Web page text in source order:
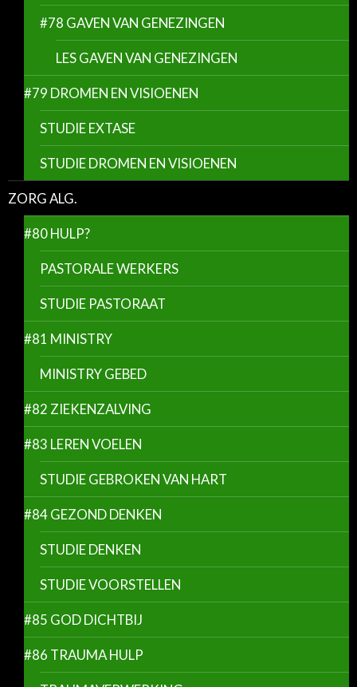
#78 GAVEN VAN GENEZINGEN
LES GAVEN VAN GENEZINGEN
#79 DROMEN EN VISIOENEN
STUDIE EXTASE
STUDIE DROMEN EN VISIOENEN
ZORG ALG.
#80 HULP?
PASTORALE WERKERS
STUDIE PASTORAAT
#81 MINISTRY
MINISTRY GEBED
#82 ZIEKENZALVING
#83 LEREN VOELEN
STUDIE GEBROKEN VAN HART
#84 GEZOND DENKEN
STUDIE DENKEN
STUDIE VOORSTELLEN
#85 GOD DICHTBIJ
#86 TRAUMA HULP